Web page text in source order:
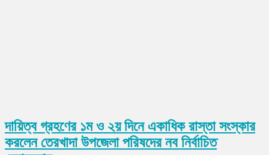
দায়িত্ব গ্রহণের ১ম ও ২য় দিনে একাধিক রাস্তা সংস্কার
করলেন তেরখাদা উপজেলা পরিষদের নব নির্বাচিত